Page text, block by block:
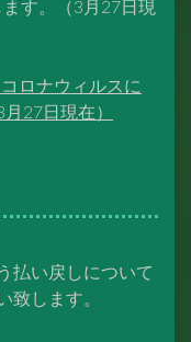
す。（3月27日現
ロナウィルスに
27日現在）
払い戻しについて
致します。